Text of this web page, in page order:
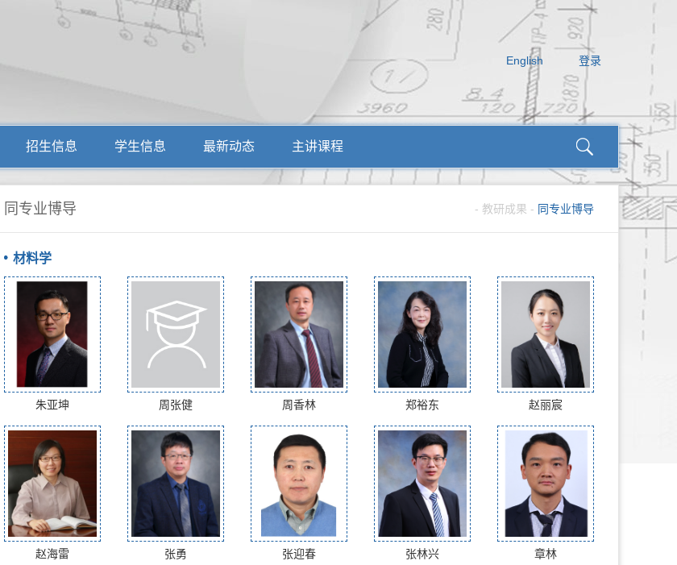
English 登录
招生信息 学生信息 最新动态 主讲课程
同专业博导 - 教研成果 - 同专业博导
材料学
朱亚坤 周张健 周香林 郑裕东 赵丽宸
赵海雷 张勇 张迎春 张林兴 章林